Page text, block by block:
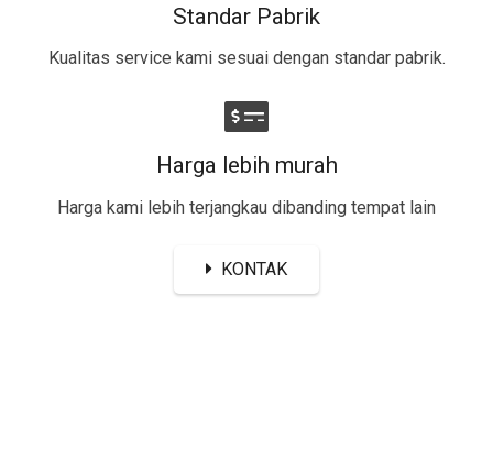
Standar Pabrik
Kualitas service kami sesuai dengan standar pabrik.
Harga lebih murah
Harga kami lebih terjangkau dibanding tempat lain
KONTAK